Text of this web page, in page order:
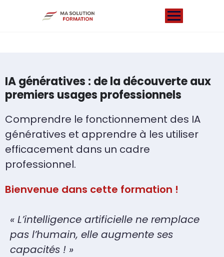
IA génératives : de la découverte aux
premiers usages professionnels
Comprendre le fonctionnement des IA
génératives et apprendre à les utiliser
efficacement dans un cadre
professionnel.
Bienvenue dans cette formation !
« L’intelligence artificielle ne remplace
pas l’humain, elle augmente ses
capacités ! »